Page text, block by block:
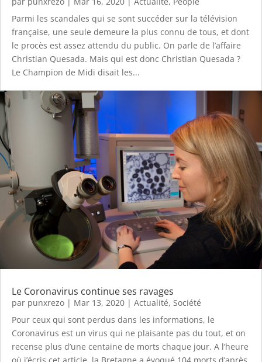
Parmi les scandales qui se sont succéder sur la télévision
française, une seule demeure la plus connu de tous, et dont
le procès est assez attendu du public. On parle de l’affaire
Christian Quesada. Mais qui est donc Christian Quesada ?
Le Champion de Midi disait les...
Le Coronavirus continue ses ravages
par punxrezo | Mar 13, 2020 | Actualité, Société
Pour ceux qui sont perdus dans les informations, le
Coronavirus est un virus qui ne plaisante pas du tout, et on
recense plus d’une centaine de morts chaque jour. A l’heure
où j’écris cet article, la Bretagne a évoqué 104 morts d’après